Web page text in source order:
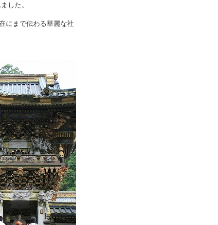
した。
にまで伝わる華麗な社